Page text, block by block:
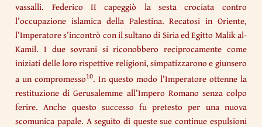
vassalli. Federico II capeggiò la sesta crociata contro
l’occupazione islamica della Palestina. Recatosi in Oriente,
l’Imperatore s’incontrò con il sultano di Siria ed Egitto Malik al-
Kamil. I due sovrani si riconobbero reciprocamente come
iniziati delle loro rispettive religioni, simpatizzarono e giunsero
a un compromesso10. In questo modo l’Imperatore ottenne la
restituzione di Gerusalemme all’Impero Romano senza colpo
ferire. Anche questo successo fu pretesto per una nuova
scomunica papale. A seguito di queste sue continue espulsioni